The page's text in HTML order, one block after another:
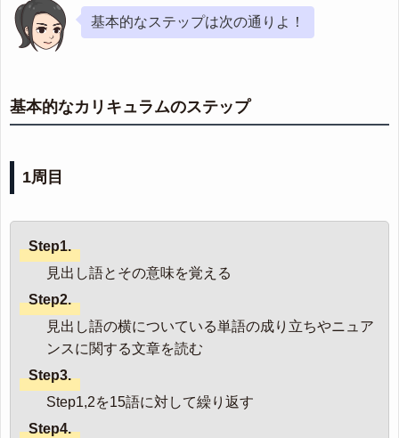
基本的なステップは次の通りよ！
基本的なカリキュラムのステップ
1周目
Step1.
見出し語とその意味を覚える
Step2.
見出し語の横についている単語の成り立ちやニュア
ンスに関する文章を読む
Step3.
Step1,2を15語に対して繰り返す
Step4.